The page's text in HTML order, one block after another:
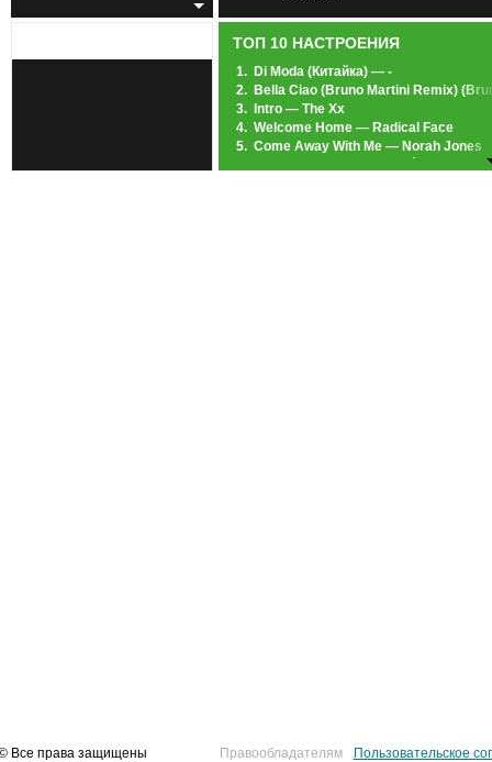
60% 12. Breezeblocks — Alt-J
72% 14. Peaches & Cream — The
57% 15. SEX IN THE MACHINE —
63% 16. November Rain — David
ТОП 10 НАСТРОЕНИЯ
1. Di Moda (Китайка) — -
2. Bella Ciao (Bruno Martini Remix)
3.
Intro — The Xx
4. Welcome Home — Radical Face
5. Come Away With Me — Norah Jones
Все права защищены
Правообладателям
Пользовательское